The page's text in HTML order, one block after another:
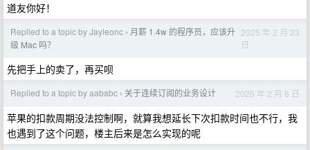
道友你好！
Replied to a topic by Jayleonc › 月薪 1.4w 的程序员，应该升
级 Mac 吗？
2025 年 2 月 23
日
先把手上的卖了，再买呗
Replied to a topic by aababc › 关于连续订阅的业务设计 2025 年 2 月 6 日
苹果的扣款周期没法控制啊，就算我想延长下次扣款时间也不行，我
也遇到了这个问题，楼主后来是怎么实现的呢